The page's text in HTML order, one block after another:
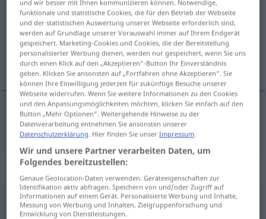
Übersicht aller Übersetzungen
(Für mehr Details die Übersetzung anklicken/antippen)
sudan ucuz
sudanucuz spottbillig
Synonyme für "spottbillig"
preiswert,günstig,preisgünstig,erschwinglich,billig
und wir besser mit Ihnen kommunizieren können. Notwendige,
funktionale und statistische Cookies, die für den Betrieb der Webseite
und der statistischen Auswertung unserer Webseite erforderlich sind,
werden auf Grundlage unserer Vorauswahl immer auf Ihrem Endgerät
gespeichert. Marketing-Cookies und Cookies, die der Bereitstellung
personalisierter Werbung dienen, werden nur gespeichert, wenn Sie uns
durch einen Klick auf den „Akzeptieren“-Button Ihr Einverständnis
geben. Klicken Sie ansonsten auf „Fortfahren ohne Akzeptieren“. Sie
können Ihre Einwilligung jederzeit für zukünftige Besuche unserer
Webseite widerrufen. Wenn Sie weitere Informationen zu den Cookies
und den Anpassungsmöglichkeiten möchten, klicken Sie einfach auf den
Button „Mehr Optionen“. Weitergehende Hinweise zu der
Datenverarbeitung entnehmen Sie ansonsten unserer
Datenschutzerklärung. Hier finden Sie unserImpressum.
Wir und unsere Partner verarbeiten Daten, um
Folgendes bereitzustellen:
Genaue Geolocation-Daten verwenden. Geräteeigenschaften zur
Identifikation aktiv abfragen. Speichern von und/oder Zugriff auf
Informationen auf einem Gerät. Personalisierte Werbung und Inhalte,
Messung von Werbung und Inhalten, Zielgruppenforschung und
Entwicklung von Dienstleistungen.